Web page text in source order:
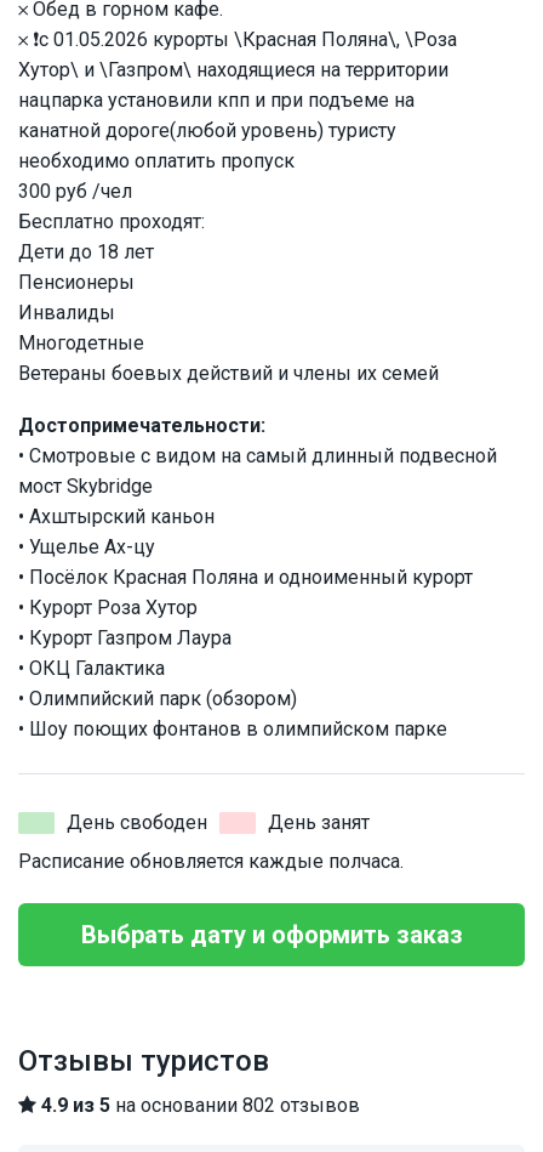
𐄂 Обед в горном кафе.
𐄂 ❗️с 01.05.2026 курорты \Красная Поляна\, \Роза
Хутор\ и \Газпром\ находящиеся на территории
нацпарка установили кпп и при подъеме на
канатной дороге(любой уровень) туристу
необходимо оплатить пропуск
300 руб /чел
Бесплатно проходят:
Дети до 18 лет
Пенсионеры
Инвалиды
Многодетные
Ветераны боевых действий и члены их семей
Достопримечательности:
• Смотровые с видом на самый длинный подвесной
мост Skybridge
• Ахштырский каньон
• Ущелье Ах-цу
• Посёлок Красная Поляна и одноименный курорт
• Курорт Роза Хутор
• Курорт Газпром Лаура
• ОКЦ Галактика
• Олимпийский парк (обзором)
• Шоу поющих фонтанов в олимпийском парке
День свободен
День занят
Расписание обновляется каждые полчаса.
Выбрать дату и оформить заказ
Отзывы туристов
4.9 из 5 на основании 802 отзывов